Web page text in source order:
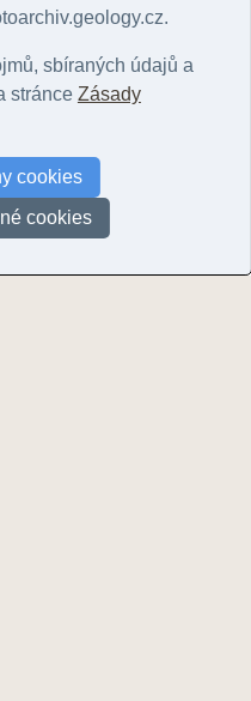
sbíraných údajů a
stránce Zásady
cookies
cookies